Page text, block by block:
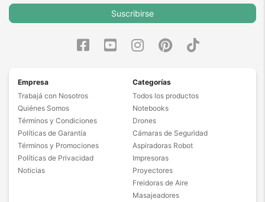
Suscribirse
Empresa
Trabajá con Nosotros
Quiénes Somos
Términos y Condiciones
Políticas de Garantía
Términos y Promociones
Políticas de Privacidad
Noticias
Categorías
Todos los productos
Notebooks
Drones
Cámaras de Seguridad
Aspiradoras Robot
Impresoras
Proyectores
Freidoras de Aire
Masajeadores